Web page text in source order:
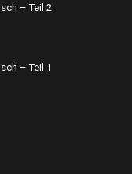
– Teil 2
– Teil 1